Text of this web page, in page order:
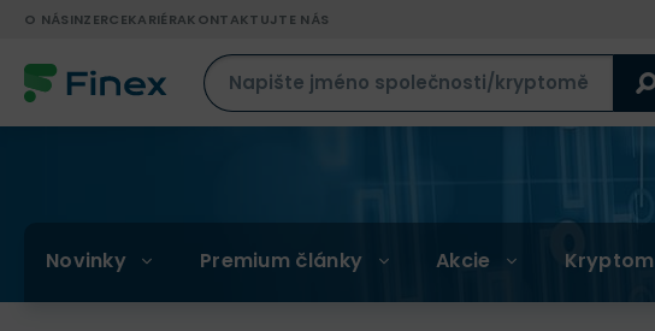
O NÁSINZERCEKARIÉRAKONTAKTUJTE NÁS
Novinky Premium články Akcie